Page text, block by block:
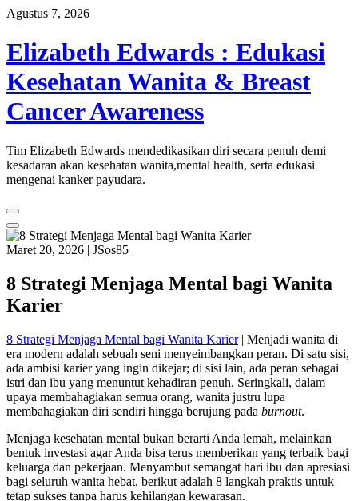
Skip
content
Agustus 7, 2026
Elizabeth Edwards : Edukasi
Kesehatan Wanita & Breast
Cancer Awareness
Tim Elizabeth Edwards mendedikasikan diri secara penuh demi
kesadaran akan kesehatan wanita,mental health, serta edukasi
mengenai kanker payudara.
Maret 20, 2026 | JSos85
8 Strategi Menjaga Mental bagi Wanita
Karier
8 Strategi Menjaga Mental bagi Wanita Karier| Menjadi wanita di
era modern adalah sebuah seni menyeimbangkan peran. Di satu sisi,
ada ambisi karier yang ingin dikejar; di sisi lain, ada peran sebagai
istri dan ibu yang menuntut kehadiran penuh. Seringkali, dalam
upaya membahagiakan semua orang, wanita justru lupa
membahagiakan diri sendiri hingga berujung pada burnout.
Menjaga kesehatan mental bukan berarti Anda lemah, melainkan
bentuk investasi agar Anda bisa terus memberikan yang terbaik bagi
keluarga dan pekerjaan. Menyambut semangat hari ibu dan apresiasi
bagi seluruh wanita hebat, berikut adalah 8 langkah praktis untuk
tetap sukses tanpa harus kehilangan kewarasan.